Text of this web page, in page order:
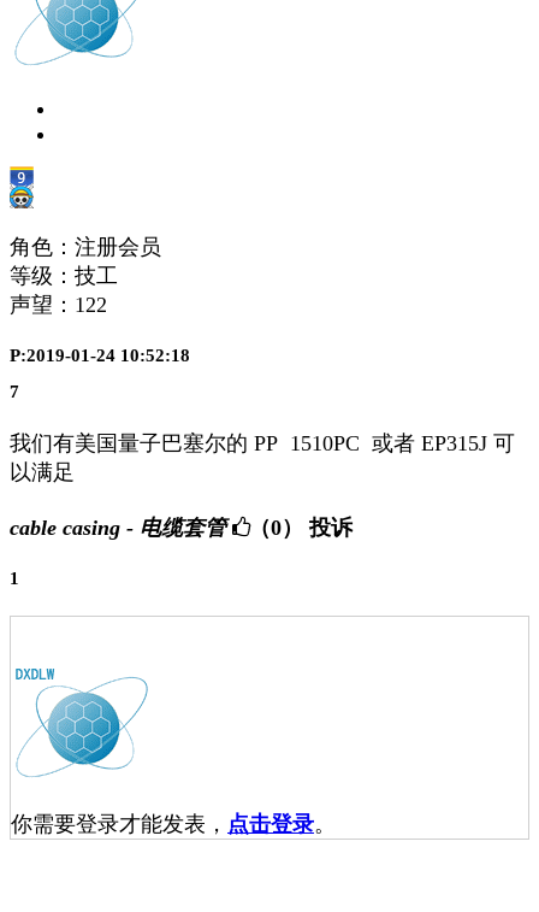
角色：注册会员
等级：技工
声望： 122
P:2019-01-24 10:52:18
7
我们有美国量子巴塞尔的 PP 1510PC 或者 EP315J 可
以满足
cable casing - 电缆套管 （0） 投诉
1
你需要登录才能发表， 点击登录。